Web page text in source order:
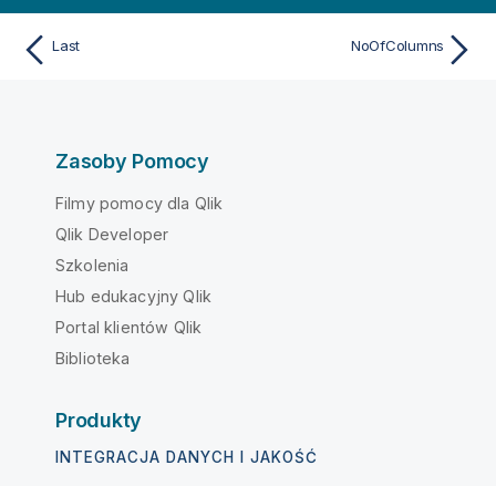
Last NoOfColumns
Zasoby Pomocy
Filmy pomocy dla Qlik
Qlik Developer
Szkolenia
Hub edukacyjny Qlik
Portal klientów Qlik
Biblioteka
Produkty
INTEGRACJA DANYCH I JAKOŚĆ